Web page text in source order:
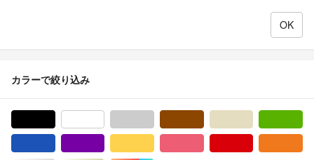
カラーで絞り込み